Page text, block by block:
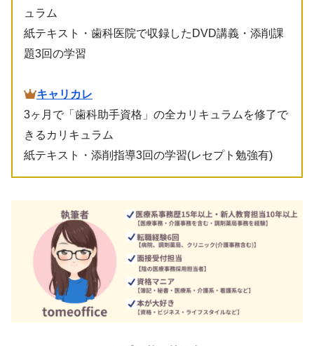
ュラム
紙テキスト・歯科医院で収録したDVD講義・添削課
題3回の学習
キャリカレ
3ヶ月で「歯科助手資格」の全カリキュラムを修了で
きるカリキュラム
紙テキスト・添削指導3回の学習(レセプト勉強有)